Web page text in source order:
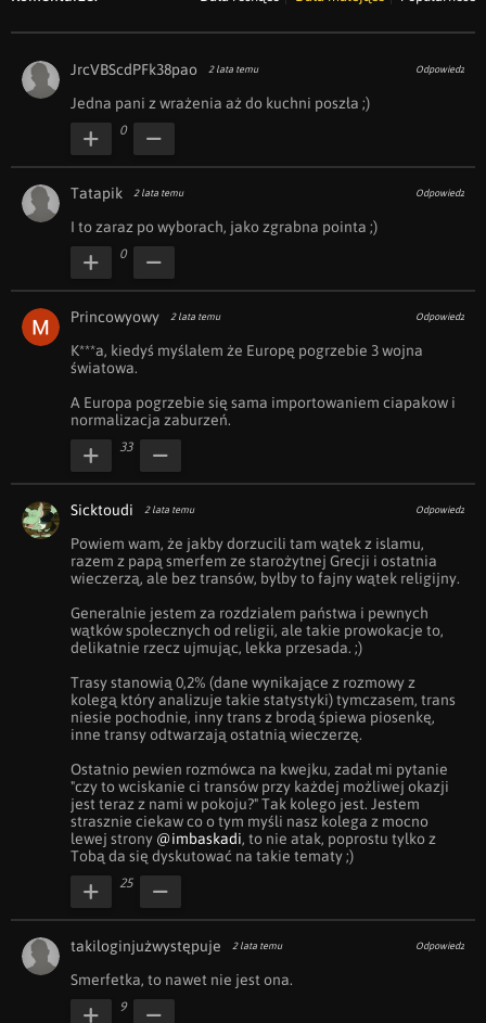
JrcVBScdPFk38pao 2 lata temu Odpowiedz
Jedna pani z wrażenia aż do kuchni poszła ;)
0
Tatapik 2 lata temu Odpowiedz
I to zaraz po wyborach, jako zgrabna pointa ;)
0
Princowyowy 2 lata temu Odpowiedz
K***a, kiedyś myślałem że Europę pogrzebie 3 wojna
światowa.
A Europa pogrzebie się sama importowaniem ciapakow i
normalizacja zaburzeń.
33
Sicktoudi 2 lata temu Odpowiedz
Powiem wam, że jakby dorzucili tam wątek z islamu,
razem z papą smerfem ze starożytnej Grecji i ostatnia
wieczerzą, ale bez transów, byłby to fajny wątek religijny.
Generalnie jestem za rozdziałem państwa i pewnych
wątków społecznych od religii, ale takie prowokacje to,
delikatnie rzecz ujmując, lekka przesada. ;)
Trasy stanowią 0,2% (dane wynikające z rozmowy z
kolegą który analizuje takie statystyki) tymczasem, trans
niesie pochodnie, inny trans z brodą śpiewa piosenkę,
inne transy odtwarzają ostatnią wieczerzę.
Ostatnio pewien rozmówca na kwejku, zadał mi pytanie
"czy to wciskanie ci transów przy każdej możliwej okazji
jest teraz z nami w pokoju?" Tak kolego jest. Jestem
strasznie ciekaw co o tym myśli nasz kolega z mocno
lewej strony @imbaskadi, to nie atak, poprostu tylko z
Tobą da się dyskutować na takie tematy ;)
25
takiloginjużwystępuje 2 lata temu Odpowiedz
Smerfetka, to nawet nie jest ona.
9